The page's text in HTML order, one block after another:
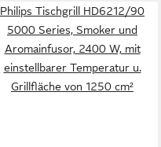
Philips Tischgrill HD6212/90
5000 Series, Smoker und
Aromainfusor, 2400 W, mit
einstellbarer Temperatur u.
Grillfläche von 1250 cm²